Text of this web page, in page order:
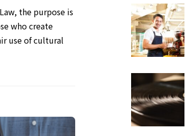
the purpose is
who create
use of cultural